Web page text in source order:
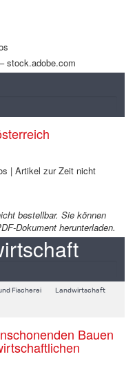
stock.adobe.com
| Artikel zur Zeit nicht
bestellbar. Sie können
Dokument herunterladen.
Fischerei Landwirtschaft
Bauen